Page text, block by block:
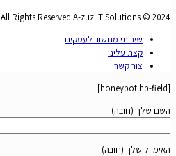
All Rights Reserved A-zuz IT Solutions © 2024
שירותי מחשוב לעסקים
קצת עלינו
צור קשר
[honeypot hp-field]
השם שלך (חובה)
האימייל שלך (חובה)